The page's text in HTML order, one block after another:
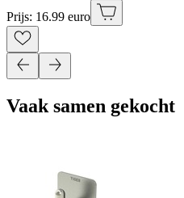
Prijs: 16.99 euro
Vaak samen gekocht